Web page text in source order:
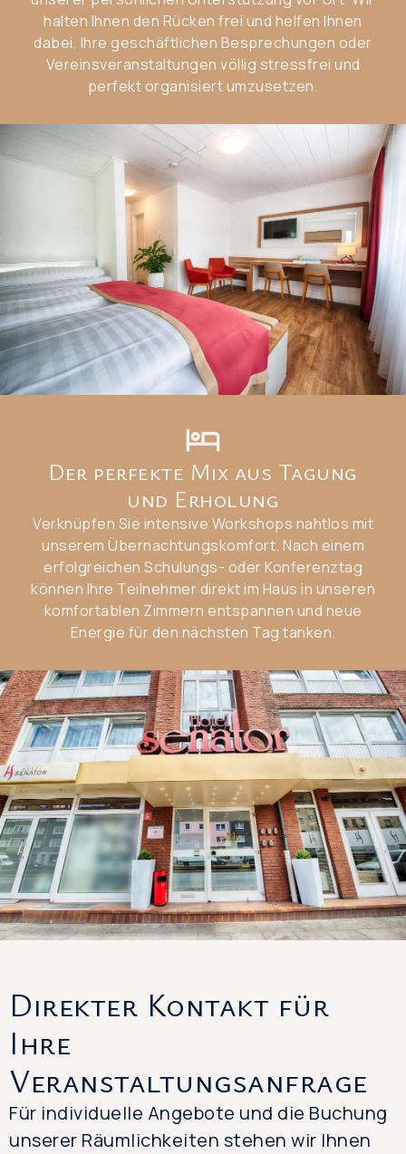
halten Ihnen den Rücken frei und helfen Ihnen
dabei, Ihre geschäftlichen Besprechungen oder
Vereinsveranstaltungen völlig stressfrei und
perfekt organisiert umzusetzen.
Der perfekte Mix aus Tagung
und Erholung
Verknüpfen Sie intensive Workshops nahtlos mit
unserem Übernachtungskomfort. Nach einem
erfolgreichen Schulungs- oder Konferenztag
können Ihre Teilnehmer direkt im Haus in unseren
komfortablen Zimmern entspannen und neue
Energie für den nächsten Tag tanken.
Direkter Kontakt für
Ihre
Veranstaltungsanfrage
Für individuelle Angebote und die Buchung
unserer Räumlichkeiten stehen wir Ihnen